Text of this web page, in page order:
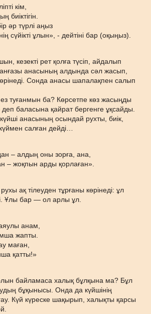
кім,
биіктігін.
әр түрлі аңыз
сүйікті ұлын», - дейтіні бар (оқыңыз).
кезекті рет қолға түсіп, айдалып
анасының алдында сәл жасып,
Сонда анасы шапалақпен салып
туғанмын ба? Көрсетпе көз жасыңды
баласына қайрат бергенге ұқсайды.
анасының осындай рухты, биік,
салған дейді…
– алдың оны зорға, ана,
– жоқпын арды қорлаған».
ақ тілеуден тұрғаны көрінеді: ұл
Ұлы бар — ол арлы ұл.
анам,
жапты.
маған,
қатты!»
байламаса халық бұлқына ма? Бұл
бұқынысы. Онда да күйшінің
Күй күреске шақырып, халықты қарсы